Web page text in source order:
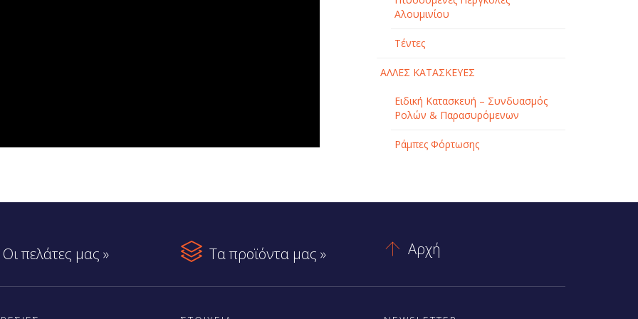
Αλουμινίου
Τέντες
ΑΛΛΕΣ ΚΑΤΑΣΚΕΥΕΣ
Ειδική Κατασκευή – Συνδυασμός
Ρολών & Παρασυρόμενων
Ράμπες Φόρτωσης
Οι πελάτες μας »  Τα προϊόντα μας »  Αρχή